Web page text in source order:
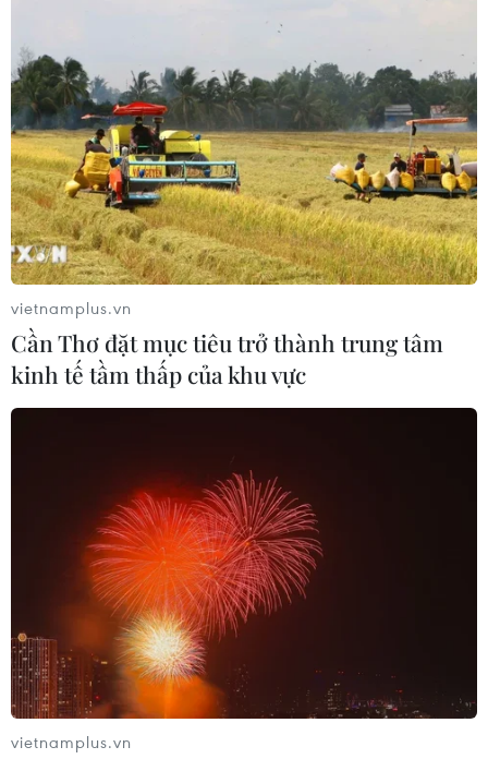
Hai thí sinh tham gia cuộc thi Hoa khôi Quân đội. (Nguồn:
sputniknews)
vietnamplus.vn
Cần Thơ đặt mục tiêu trở thành trung tâm
kinh tế tầm thấp của khu vực
vietnamplus.vn